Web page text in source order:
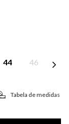
44 46
Tabela de medidas